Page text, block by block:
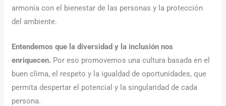
armonía con el bienestar de las personas y la protección
del ambiente.
Entendemos que la diversidad y la inclusión nos
enriquecen. Por eso promovemos una cultura basada en el
buen clima, el respeto y la igualdad de oportunidades, que
permita despertar el potencial y la singularidad de cada
persona.